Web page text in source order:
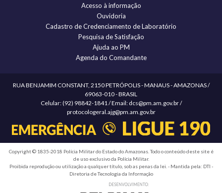
Acesso à informação
Ouvidoria
Cadastro de Credenciamento de Laboratório
Pesquisa de Satisfação
Ajuda ao PM
Agenda do Comandante
RUA BENJAMIM CONSTANT, 2150 PETRÓPOLIS - MANAUS - AMAZONAS /
69063-010 - BRASIL
Celular: (92) 98842-1841 / Email: dcs@pm.am.gov.br /
protocologeral.ajg@pm.am.gov.br
Copyright © 1835-2018 Polícia Militar do Estado do Amazonas. Todo o conteúdo deste site é
de uso exclusivo da Polícia Militar.
Proibida reprodução ou utilização a qualquer título, sob as penas da lei. - Mantida pela: DTI -
Diretoria de Tecnologia da Informação